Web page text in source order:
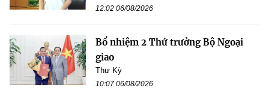
12:02 06/08/2026
Bổ nhiệm 2 Thứ trưởng Bộ Ngoại
giao
Thư Kỳ
10:07 06/08/2026